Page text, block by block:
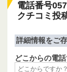
電話番号
クチコミ投
詳細情報をご
どこからの電